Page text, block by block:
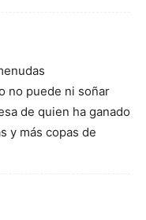
no puede ni soñar
de quien ha ganado
y más copas de